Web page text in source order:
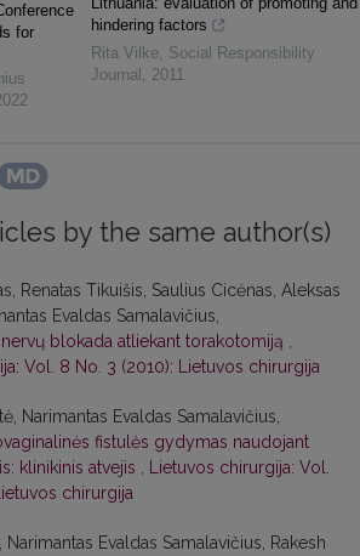
for
hindering factors
Rita Vilke Social Responsibility
Journal
2011
by the same author(s)
Renatas Tikuišis, Saulius Cicėnas, Aleksas
Evaldas Samalavičius,
blokada atliekant torakotomiją
Vol. 8 No. 3 (2010): Lietuvos chirurgija
Narimantas Evaldas Samalavičius,
fistulės gydymas naudojant
klinikinis atvejis
Lietuvos chirurgija: Vol.
chirurgija
Evaldas Samalavičius, Rakesh